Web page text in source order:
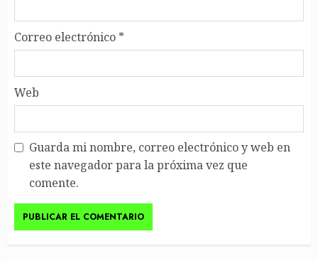
Correo electrónico *
Web
Guarda mi nombre, correo electrónico y web en
este navegador para la próxima vez que
comente.